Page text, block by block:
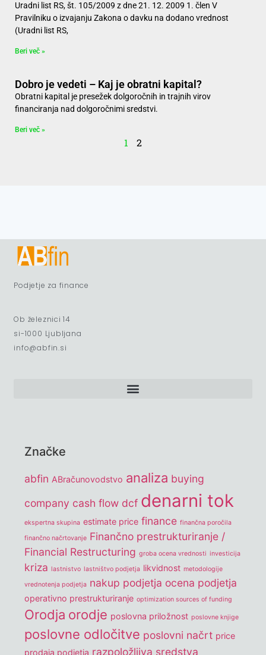
Uradni list RS, št. 105/2009 z dne 21. 12. 2009 1. člen V
Pravilniku o izvajanju Zakona o davku na dodano vrednost
(Uradni list RS,
Beri več »
Dobro je vedeti – Kaj je obratni kapital?
Obratni kapital je presežek dolgoročnih in trajnih virov
financiranja nad dolgoročnimi sredstvi.
Beri več »
1 2
Podjetje za finance
Ob železnici 14
si-1000 Ljubljana
info@abfin.si
Značke
abfin ABračunovodstvo analiza buying
company cash flow dcf denarni tok
ekspertna skupina estimate price finance finančna poročila
finančno načrtovanje Finančno prestrukturiranje /
Financial Restructuring groba ocena vrednosti investicija
kriza lastnistvo lastništvo podjetja likvidnost metodologije
vrednotenja podjetja nakup podjetja ocena podjetja
operativno prestrukturiranje optimization sources of funding
Orodja orodje poslovna priložnost poslovne knjige
poslovne odločitve poslovni načrt price
prodaja podjetja razpoložljiva sredstva